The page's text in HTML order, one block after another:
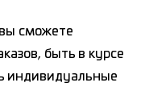
сможете
быть в курсе
индивидуальные